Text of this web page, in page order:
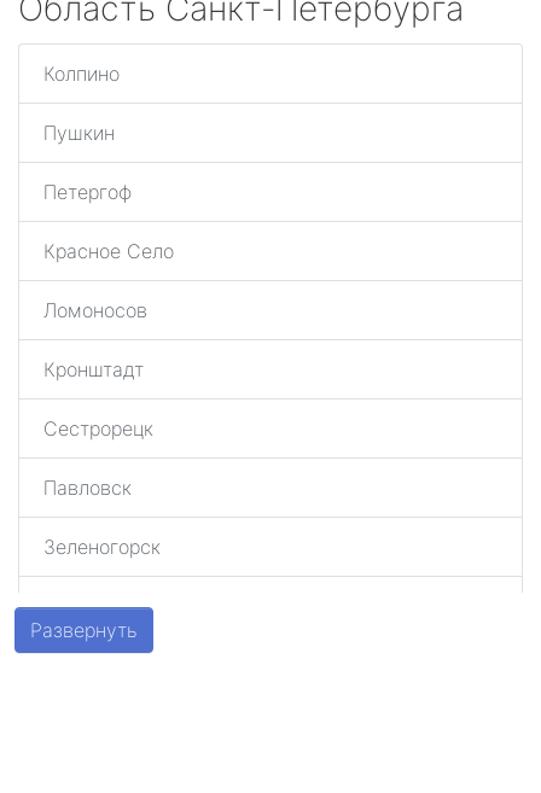
Область Санкт-Петербурга
Колпино
Пушкин
Петергоф
Красное Село
Ломоносов
Кронштадт
Сестрорецк
Павловск
Зеленогорск
Шушары
Развернуть